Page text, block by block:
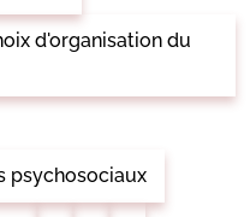
d'organisation du
psychosociaux